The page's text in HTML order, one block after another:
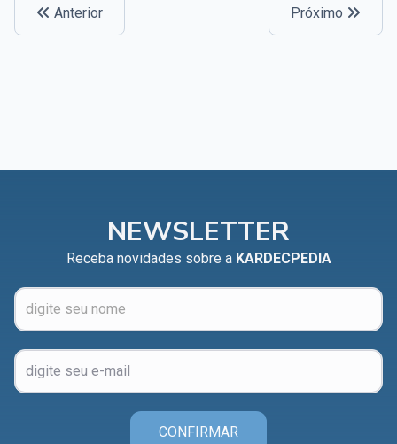
Capítulo XXIII — Estranha moral
gratuitamente recebestes
Capítulo XXVIII — Coletânea de preces espíritas
Anterior Próximo
NEWSLETTER
Receba novidades sobre a KARDECPEDIA
CONFIRMAR